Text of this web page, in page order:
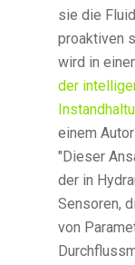
sie die
proaktiven
wird in
der
einem
"Dieser
der in
Sensoren,
von